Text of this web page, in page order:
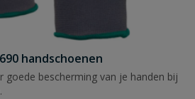
handschoenen
goede bescherming van je handen bij